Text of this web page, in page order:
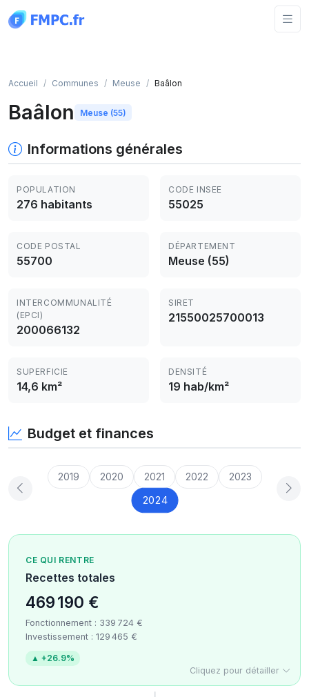
Accueil Communes Meuse Baâlon
Baâlon Meuse (55)
Informations générales
POPULATION
276 habitants
CODE INSEE
55025
CODE POSTAL
55700
DÉPARTEMENT
Meuse (55)
INTERCOMMUNALITÉ
(EPCI)
200066132
SIRET
21550025700013
SUPERFICIE
14,6 km²
DENSITÉ
19 hab/km²
Budget et finances
2019 2020 2021 2022 2023
2024
CE QUI RENTRE
Recettes totales
469 190 €
Fonctionnement : 339 724 €
Investissement : 129 465 €
▲ +26.9%
Cliquez pour détailler
Panneau de gestion des cookies